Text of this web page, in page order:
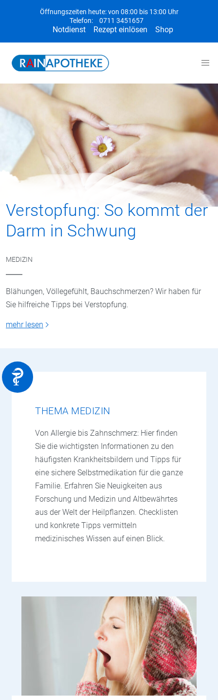
Öffnungszeiten heute: von 08:00 bis 13:00 Uhr
Telefon:
0711 3451657
Notdienst Rezept einlösen Shop
Verstopfung: So kommt der
Darm in Schwung
MEDIZIN
Blähungen, Völlegefühlt, Bauchschmerzen? Wir haben für
Sie hilfreiche Tipps bei Verstopfung.
mehr lesen
THEMA MEDIZIN
Von Allergie bis Zahnschmerz: Hier finden
Sie die wichtigsten Informationen zu den
häufigsten Krankheitsbildern und Tipps für
eine sichere Selbstmedikation für die ganze
Familie. Erfahren Sie Neuigkeiten aus
Forschung und Medizin und Altbewährtes
aus der Welt der Heilpflanzen. Checklisten
und konkrete Tipps vermitteln
medizinisches Wissen auf einen Blick.